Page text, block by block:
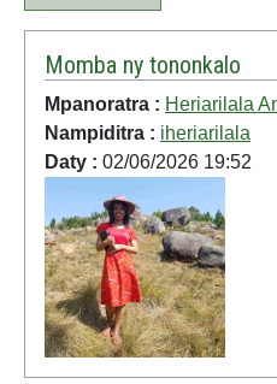
Momba ny tononkalo
Mpanoratra : Heriarilala
Nampiditra : iheriarilala
Daty : 02/06/2026 19:52